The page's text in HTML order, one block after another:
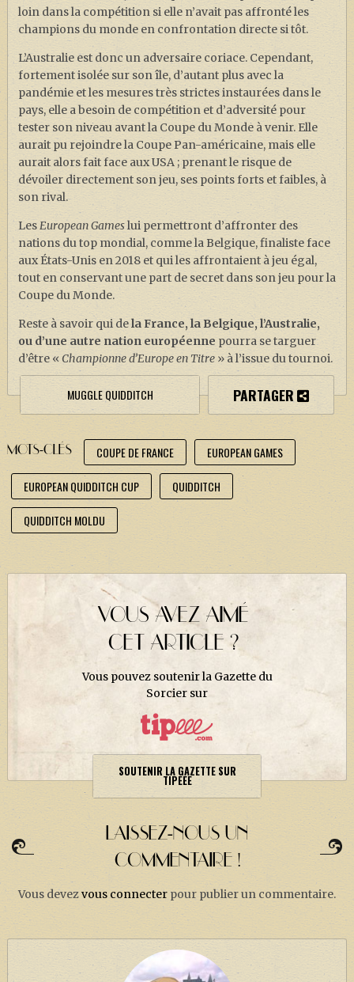
loin dans la compétition si elle n’avait pas affronté les
champions du monde en confrontation directe si tôt.
L’Australie est donc un adversaire coriace. Cependant,
fortement isolée sur son île, d’autant plus avec la
pandémie et les mesures très strictes instaurées dans le
pays, elle a besoin de compétition et d’adversité pour
tester son niveau avant la Coupe du Monde à venir. Elle
aurait pu rejoindre la Coupe Pan-américaine, mais elle
aurait alors fait face aux USA ; prenant le risque de
dévoiler directement son jeu, ses points forts et faibles, à
son rival.
LesEuropean Gameslui permettront d’affronter des
nations du top mondial, comme la Belgique, finaliste face
aux États-Unis en 2018 et qui les affrontaient à jeu égal,
tout en conservant une part de secret dans son jeu pour la
Coupe du Monde.
Reste à savoir qui dela France, la Belgique, l’Australie,
ou d’une autre nation européenne pourra se targuer
d’être «Championne d’Europe en Titre» à l’issue du tournoi.
MUGGLE QUIDDITCH PARTAGER
MOTS-CLÉS COUPE DE FRANCE EUROPEAN GAMES
EUROPEAN QUIDDITCH CUP QUIDDITCH
QUIDDITCH MOLDU
VOUS AVEZ AIMÉ
CET ARTICLE ?
Vous pouvez soutenir la Gazette du
Sorcier sur
SOUTENIR LA GAZETTE SUR
TIPEEE
LAISSEZ-NOUS UN
COMMENTAIRE !
Vous devezvous connecter pour publier un commentaire.